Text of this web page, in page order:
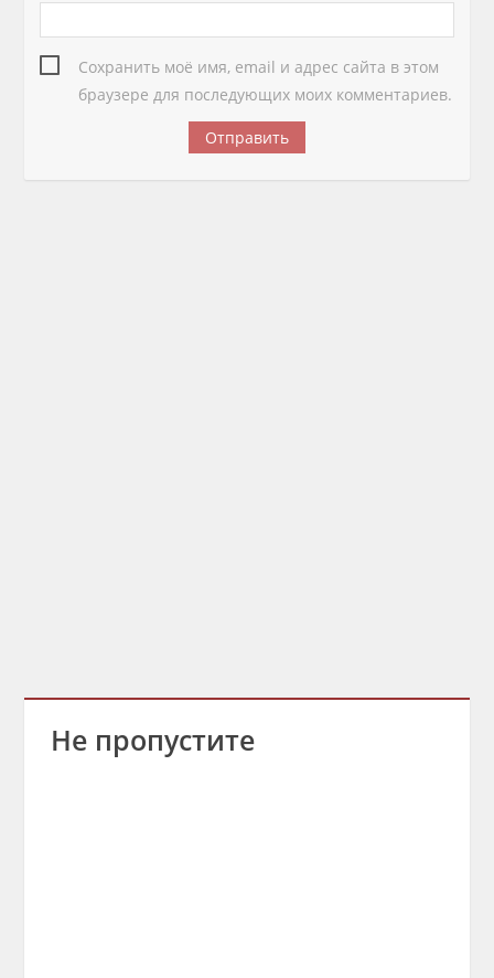
Сохранить моё имя, email и адрес сайта в этом
браузере для последующих моих комментариев.
Не пропустите